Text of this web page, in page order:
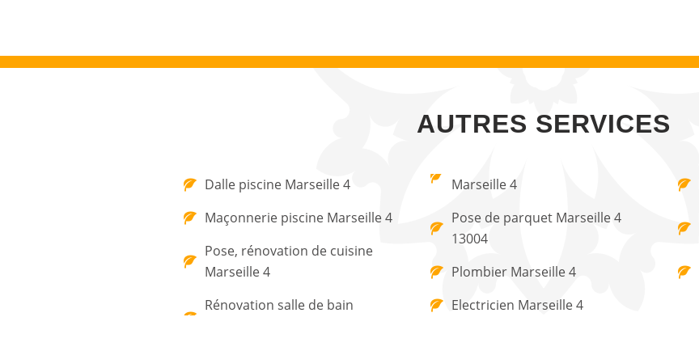
AUTRES SERVICES
Dalle piscine Marseille 4
Maçonnerie piscine Marseille 4
Pose, rénovation de cuisine
Marseille 4
Rénovation salle de bain
Marseille 4
Pose de parquet Marseille 4
13004
Plombier Marseille 4
Electricien Marseille 4